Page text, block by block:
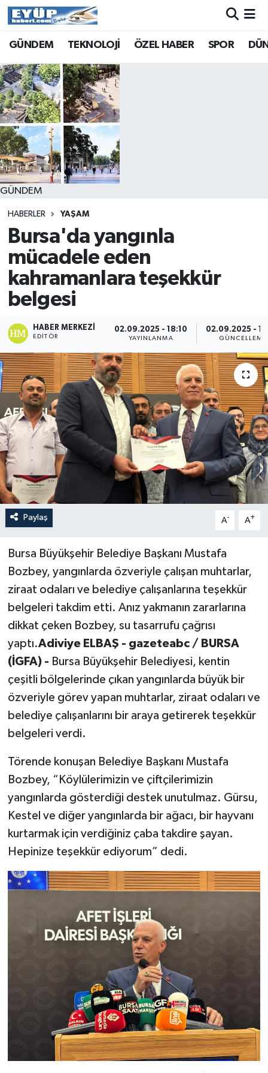
GÜNDEM TEKNOLOJİ ÖZEL HABER SPOR
GÜNDEM
HABERLER YAŞAM
Bursa'da yangınla
mücadele eden
kahramanlara teşekkür
belgesi
HABER MERKEZI
EDITÖR
02.09.2025 - 18:10
YAYINLANMA
02.09.2025 -
GÜNCELLEME
Paylaş A- A+
Bursa Büyükşehir Belediye Başkanı Mustafa
Bozbey, yangınlarda özveriyle çalışan muhtarlar,
ziraat odaları ve belediye çalışanlarına teşekkür
belgeleri takdim etti. Anız yakmanın zararlarına
dikkat çeken Bozbey, su tasarrufu çağrısı
yaptı.Adiviye ELBAŞ - gazeteabc / BURSA
(İGFA) - Bursa Büyükşehir Belediyesi, kentin
çeşitli bölgelerinde çıkan yangınlarda büyük bir
özveriyle görev yapan muhtarlar, ziraat odaları ve
belediye çalışanlarını bir araya getirerek teşekkür
belgeleri verdi.
Törende konuşan Belediye Başkanı Mustafa
Bozbey, “Köylülerimizin ve çiftçilerimizin
yangınlarda gösterdiği destek unutulmaz. Gürsu,
Kestel ve diğer yangınlarda bir ağacı, bir hayvanı
kurtarmak için verdiğiniz çaba takdire şayan.
Hepinize teşekkür ediyorum” dedi.